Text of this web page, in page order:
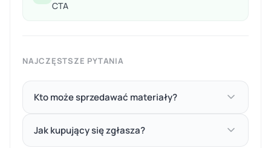
CTA
NAJCZĘSTSZE PYTANIA
Kto może sprzedawać materiały?
Jak kupujący się zgłasza?